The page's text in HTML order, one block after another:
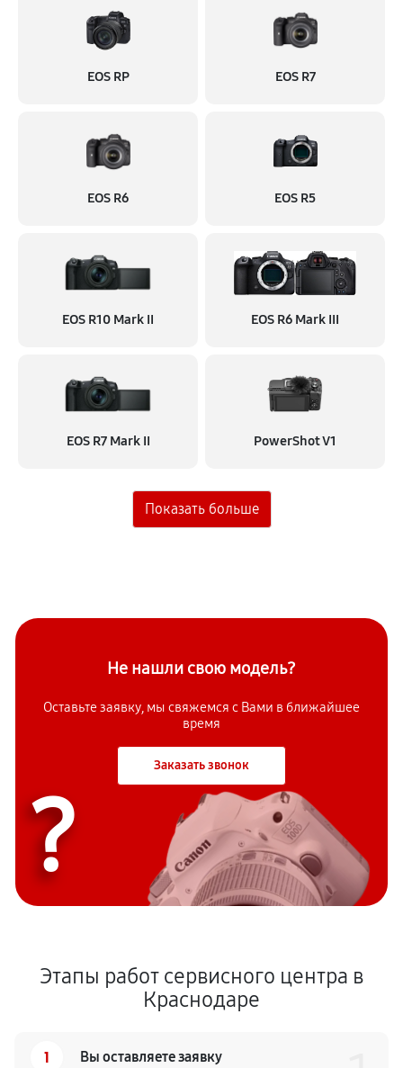
EOS RP EOS R7
EOS R6 EOS R5
EOS R10 Mark II EOS R6 Mark III
EOS R7 Mark II PowerShot V1
Не нашли свою модель?
Оставьте заявку, мы свяжемся с Вами в ближайшее
время
Заказать звонок
?
Этапы работ сервисного центра в
Краснодаре
1 Вы оставляете заявку